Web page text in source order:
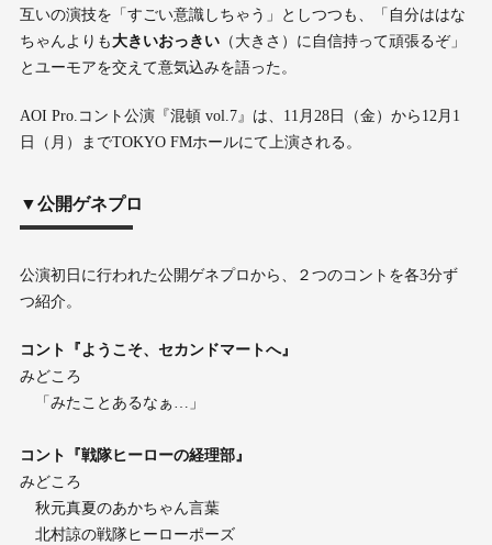
互いの演技を「すごい意識しちゃう」としつつも、「自分ははな
ちゃんよりも 大きいおっきい（大きさ）に自信持って頑張るぞ」
とユーモアを交えて意気込みを語った。
AOI Pro.コント公演『混頓 vol.7』は、11月28日（金）から12月1
日（月）までTOKYO FMホールにて上演される。
▼公開ゲネプロ
公演初日に行われた公開ゲネプロから、２つのコントを各3分ず
つ紹介。
コント『ようこそ、セカンドマートへ』
みどころ
「みたことあるなぁ…」
コント『戦隊ヒーローの経理部』
みどころ
秋元真夏のあかちゃん言葉
北村諒の戦隊ヒーローポーズ